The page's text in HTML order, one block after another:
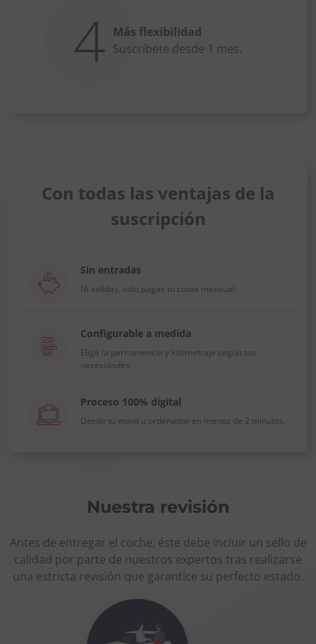
4
Más flexibilidad
Suscríbete desde 1 mes.
Con todas las ventajas de la
suscripción
Sin entradas
Ni salidas, solo pagas tu cuota mensual.
Configurable a medida
Elige la permanencia y kilometraje según tus
necesidades.
Proceso 100% digital
Desde tu móvil u ordenador en menos de 2 minutos.
Nuestra revisión
Antes de entregar el coche, éste debe incluir un sello de
calidad por parte de nuestros expertos tras realizarse
una estricta revisión que garantice su perfecto estado.